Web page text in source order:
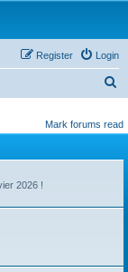
Login
Register
a
Mark forums read
2026 !